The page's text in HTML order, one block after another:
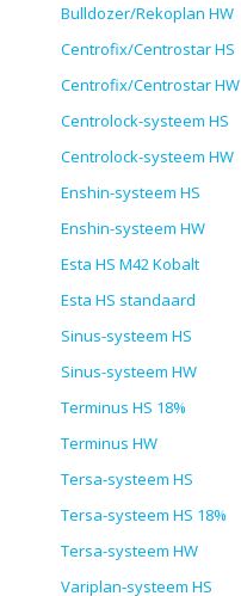
Bulldozer/Rekoplan HW
Centrofix/Centrostar HS
Centrofix/Centrostar HW
Centrolock-systeem HS
Centrolock-systeem HW
Enshin-systeem HS
Enshin-systeem HW
Esta HS M42 Kobalt
Esta HS standaard
Sinus-systeem HS
Sinus-systeem HW
Terminus HS 18%
Terminus HW
Tersa-systeem HS
Tersa-systeem HS 18%
Tersa-systeem HW
Variplan-systeem HS